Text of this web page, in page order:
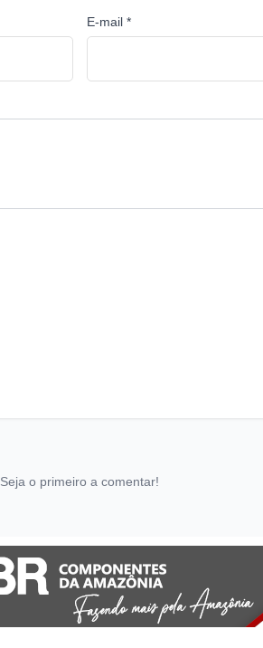
E-mail *
Seja o primeiro a comentar!